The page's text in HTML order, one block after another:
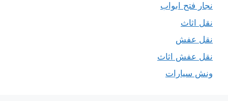
نجار فتح ابواب
نقل اثاث
نقل عفش
نقل عفش اثاث
ونش سيارات